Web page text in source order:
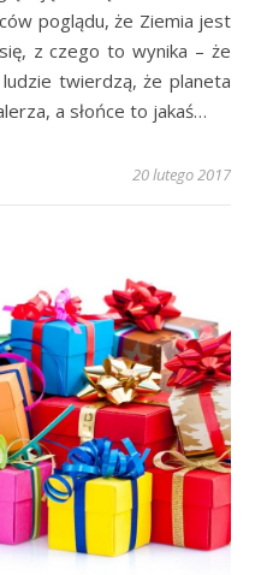
poglądu, że Ziemia jest
z czego to wynika – że
ludzie twierdzą, że planeta
a słońce to jakaś…
20 lutego 2017